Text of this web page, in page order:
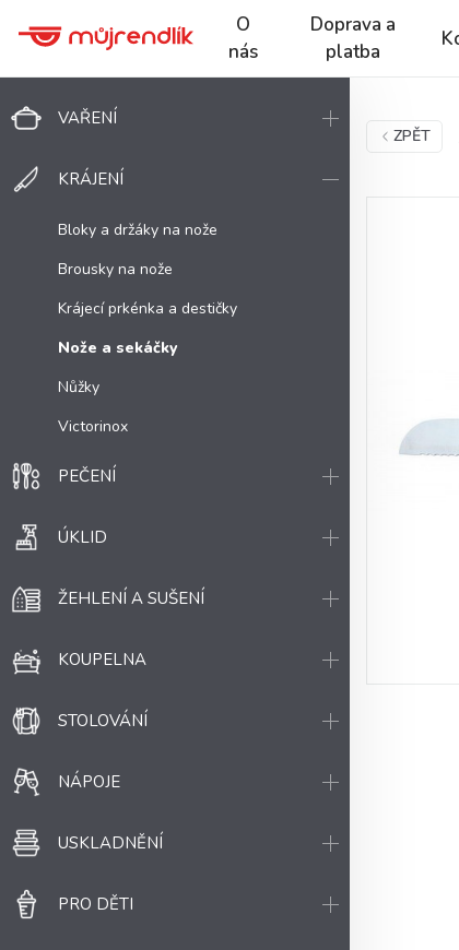
O
nás
Doprava a
platba
VAŘENÍ
KRÁJENÍ
Bloky a držáky na nože
Brousky na nože
Krájecí prkénka a destičky
Nože a sekáčky
Nůžky
Victorinox
PEČENÍ
ÚKLID
ŽEHLENÍ A SUŠENÍ
KOUPELNA
STOLOVÁNÍ
NÁPOJE
USKLADNĚNÍ
PRO DĚTI
ZPĚT